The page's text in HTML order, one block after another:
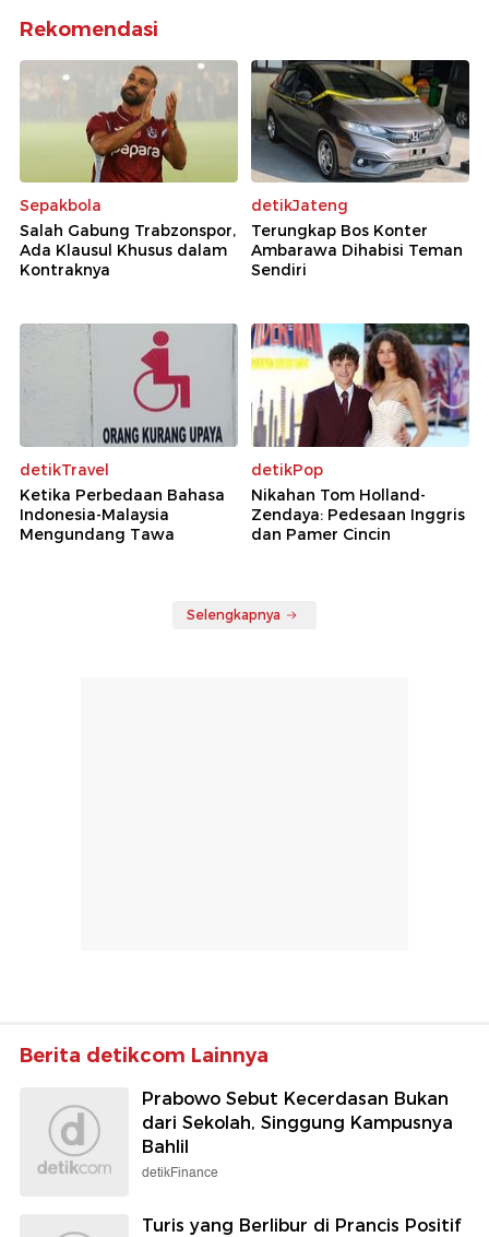
Rekomendasi
Sepakbola
Salah Gabung Trabzonspor,
Ada Klausul Khusus dalam
Kontraknya
detikJateng
Terungkap Bos Konter
Ambarawa Dihabisi Teman
Sendiri
detikTravel
Ketika Perbedaan Bahasa
Indonesia-Malaysia
Mengundang Tawa
detikPop
Nikahan Tom Holland-
Zendaya: Pedesaan Inggris
dan Pamer Cincin
Selengkapnya
Berita detikcom Lainnya
Prabowo Sebut Kecerdasan Bukan
dari Sekolah, Singgung Kampusnya
Bahlil
detikFinance
Turis yang Berlibur di Prancis Positif